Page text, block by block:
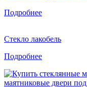
Подробнее
Стекло лакобель
Подробнее